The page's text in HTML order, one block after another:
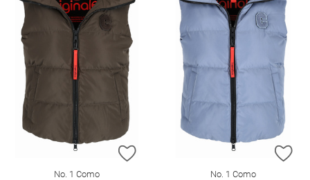
ZUR WUNSCHLISTE HINZUFÜGEN
No. 1 Como No. 1 Como